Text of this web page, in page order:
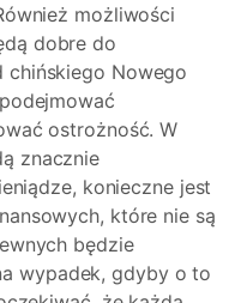
możliwości
dobre do
Nowego
ostrożność. W
znacznie
konieczne jest
które nie są
będzie
wypadek, gdyby o to